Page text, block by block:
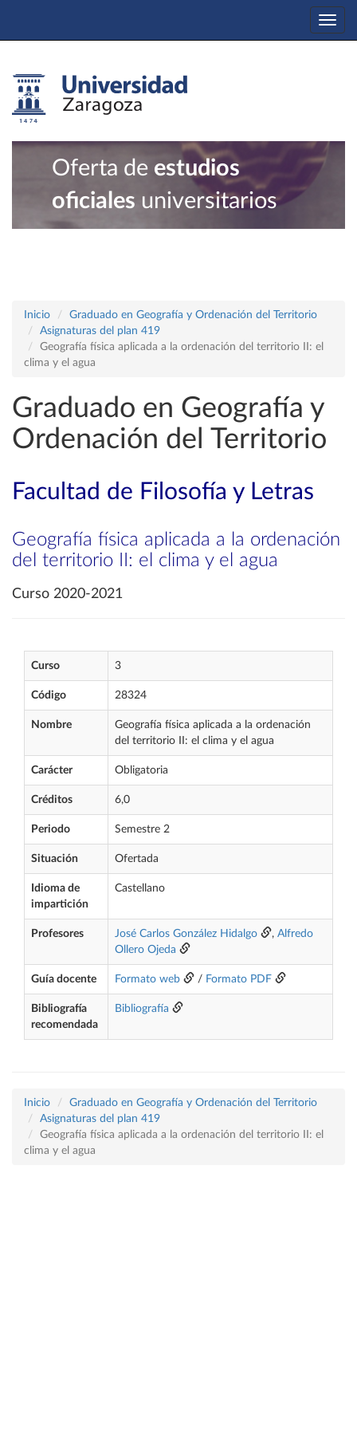
Oferta de estudios
oficiales universitarios
Inicio
Graduado en Geografía y Ordenación del Territorio
Asignaturas del plan 419
Geografía física aplicada a la ordenación del territorio II: el
clima y el agua
Graduado en Geografía y
Ordenación del Territorio
Facultad de Filosofía y Letras
Geografía física aplicada a la ordenación
del territorio II: el clima y el agua
Curso 2020-2021
Curso 3
Código 28324
Nombre
Geografía física aplicada a la ordenación
del territorio II: el clima y el agua
Carácter Obligatoria
Créditos 6,0
Periodo Semestre 2
Situación Ofertada
Idioma de
impartición
Castellano
Profesores José Carlos González Hidalgo , Alfredo
Ollero Ojeda
Guía docente Formato web / Formato PDF
Bibliografía
recomendada
Bibliografía
Inicio
Graduado en Geografía y Ordenación del Territorio
Asignaturas del plan 419
Geografía física aplicada a la ordenación del territorio II: el
clima y el agua